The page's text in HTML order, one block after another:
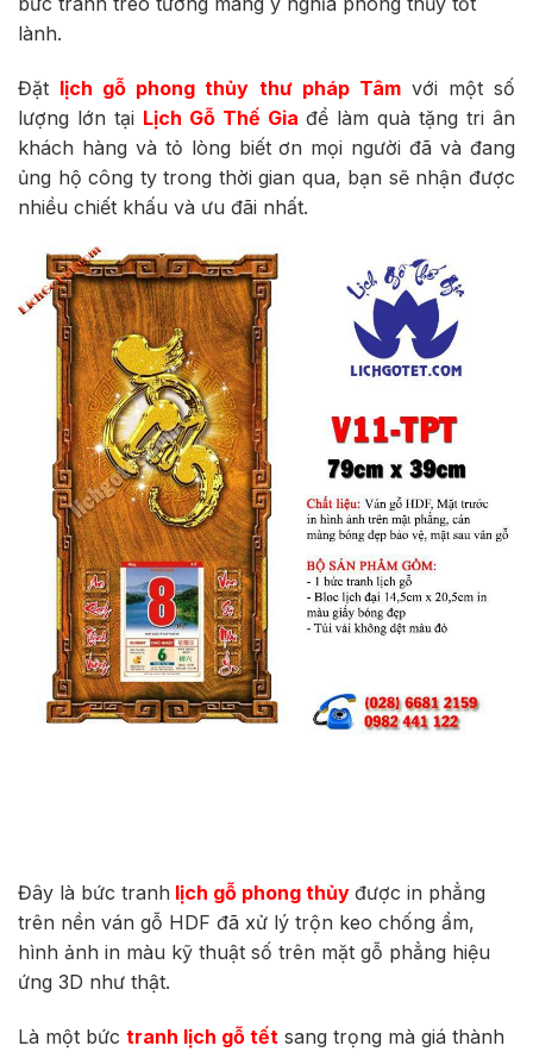
lành.
Đặt lịch gỗ phong thủy thư pháp Tâmvới một số
lượng lớn tại Lịch Gỗ Thế Gia để làm quà tặng tri ân
khách hàng và tỏ lòng biết ơn mọi người đã và đang
ủng hộ công ty trong thời gian qua, bạn sẽ nhận được
nhiều chiết khấu và ưu đãi nhất.
Đây là bức tranh lịch gỗ phong thủy được in phẳng
trên nền ván gỗ HDF đã xử lý trộn keo chống ẩm,
hình ảnh in màu kỹ thuật số trên mặt gỗ phẳng hiệu
ứng 3D như thật.
Là một bức tranh lịch gỗ tết sang trọng mà giá thành